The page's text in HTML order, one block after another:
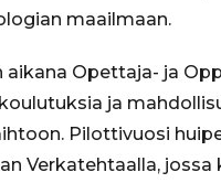
maailmaan.
aikana Opettaja- ja
ja
Pilottivuosi
Verkatehtaalla, jossa